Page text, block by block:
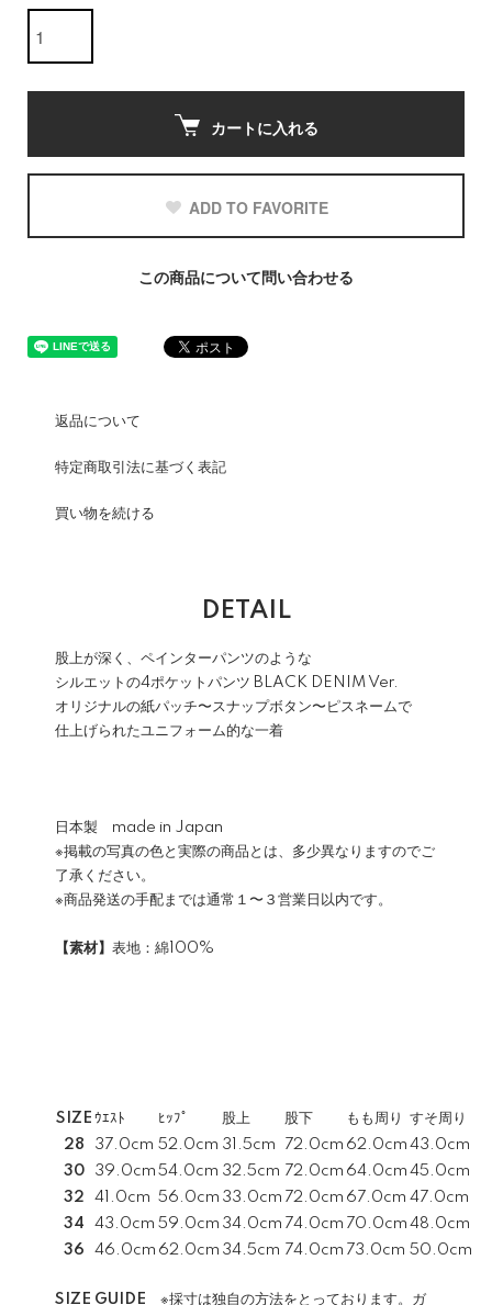
カートに入れる
ADD TO FAVORITE
この商品について問い合わせる
返品について
特定商取引法に基づく表記
買い物を続ける
DETAIL
股上が深く、ペインターパンツのような
シルエットの4ポケットパンツ BLACK DENIM Ver.
オリジナルの紙パッチ〜スナップボタン〜ピスネームで
仕上げられたユニフォーム的な一着
日本製 made in Japan
※掲載の写真の色と実際の商品とは、多少異なりますのでご
了承ください。
※商品発送の手配までは通常１〜３営業日以内です。
【素材】 表地：綿100%
SIZE ｳｴｽﾄ ﾋｯﾌﾟ 股上 股下 もも周り
すそ周り
28
37.0cm 52.0cm 31.5cm 72.0cm 62.0cm 43.0cm
30
39.0cm 54.0cm 32.5cm 72.0cm 64.0cm 45.0cm
32
41.0cm 56.0cm 33.0cm 72.0cm 67.0cm 47.0cm
34
43.0cm 59.0cm 34.0cm 74.0cm 70.0cm 48.0cm
36
46.0cm 62.0cm 34.5cm 74.0cm 73.0cm 50.0cm
SIZE GUIDE ※採寸は独自の方法をとっております。ガ